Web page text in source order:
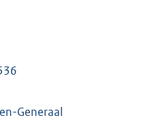
Generaal